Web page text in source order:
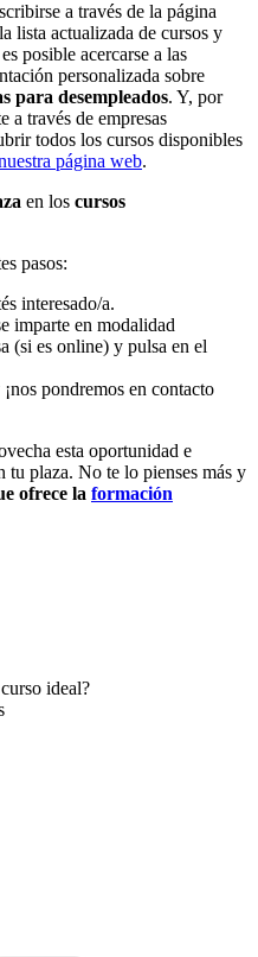
a través de la página
lista actualizada de cursos y
posible acercarse a las
personalizada sobre
para desempleados. Y, por
a través de empresas
todos los cursos disponibles
página web.
en los cursos
pasos:
interesado/a.
imparte en modalidad
(si es online) y pulsa en el
pondremos en contacto
esta oportunidad e
tu plaza. No te lo pienses más y
ofrece la formación
ideal?